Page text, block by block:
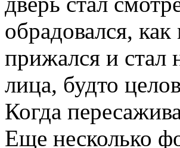
обрадовался,
прижался и стал
лица, будто
Когда
Еще несколько